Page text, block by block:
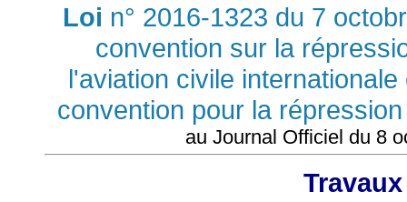
Loi n° 2016-1323 du 7
convention sur la
l'aviation civile
convention pour la
au Journal Officiel du 8